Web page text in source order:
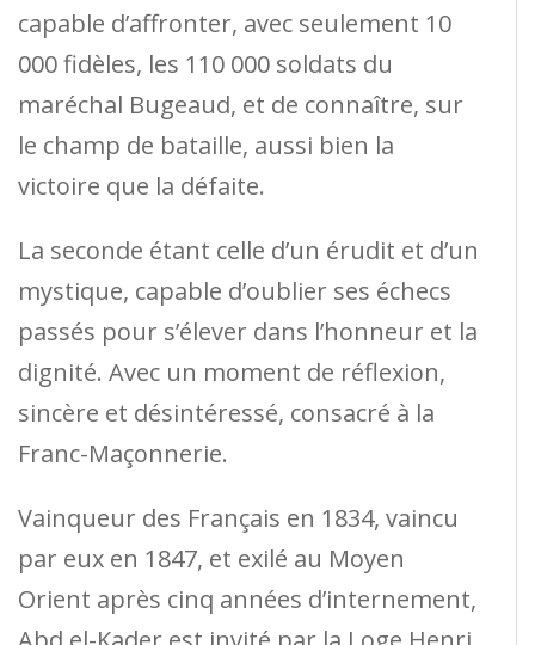
capable d’affronter, avec seulement 10
000 fidèles, les 110 000 soldats du
maréchal Bugeaud, et de connaître, sur
le champ de bataille, aussi bien la
victoire que la défaite.
La seconde étant celle d’un érudit et d’un
mystique, capable d’oublier ses échecs
passés pour s’élever dans l’honneur et la
dignité. Avec un moment de réflexion,
sincère et désintéressé, consacré à la
Franc-Maçonnerie.
Vainqueur des Français en 1834, vaincu
par eux en 1847, et exilé au Moyen
Orient après cinq années d’internement,